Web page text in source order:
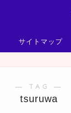
サイトマップ
― TAG ―
tsuruwa